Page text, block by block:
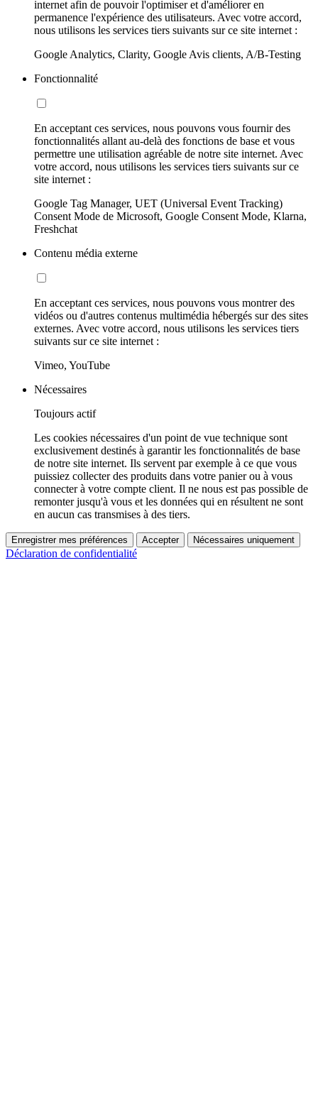
internet afin de pouvoir l'optimiser et d'améliorer en
permanence l'expérience des utilisateurs. Avec votre accord,
nous utilisons les services tiers suivants sur ce site internet :
Google Analytics, Clarity, Google Avis clients, A/B-Testing
Fonctionnalité
En acceptant ces services, nous pouvons vous fournir des
fonctionnalités allant au-delà des fonctions de base et vous
permettre une utilisation agréable de notre site internet. Avec
votre accord, nous utilisons les services tiers suivants sur ce
site internet :
Google Tag Manager, UET (Universal Event Tracking)
Consent Mode de Microsoft, Google Consent Mode, Klarna,
Freshchat
Contenu média externe
En acceptant ces services, nous pouvons vous montrer des
vidéos ou d'autres contenus multimédia hébergés sur des sites
externes. Avec votre accord, nous utilisons les services tiers
suivants sur ce site internet :
Vimeo, YouTube
Nécessaires
Toujours actif
Les cookies nécessaires d'un point de vue technique sont
exclusivement destinés à garantir les fonctionnalités de base
de notre site internet. Ils servent par exemple à ce que vous
puissiez collecter des produits dans votre panier ou à vous
connecter à votre compte client. Il ne nous est pas possible de
remonter jusqu'à vous et les données qui en résultent ne sont
en aucun cas transmises à des tiers.
Enregistrer mes préférences Accepter Nécessaires uniquement
Déclaration de confidentialité